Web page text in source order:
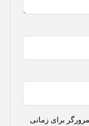
برای زمانی